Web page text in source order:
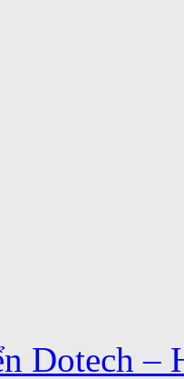
Dotech –